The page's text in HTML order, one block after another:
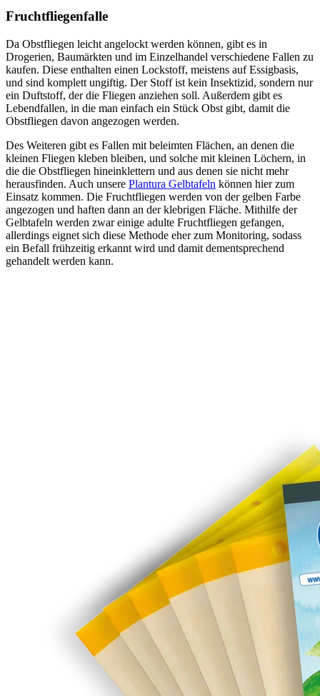
Fruchtfliegenfalle
Da Obstfliegen leicht angelockt werden können, gibt es in
Drogerien, Baumärkten und im Einzelhandel verschiedene Fallen zu
kaufen. Diese enthalten einen Lockstoff, meistens auf Essigbasis,
und sind komplett ungiftig. Der Stoff ist kein Insektizid, sondern nur
ein Duftstoff, der die Fliegen anziehen soll. Außerdem gibt es
Lebendfallen, in die man einfach ein Stück Obst gibt, damit die
Obstfliegen davon angezogen werden.
Des Weiteren gibt es Fallen mit beleimten Flächen, an denen die
kleinen Fliegen kleben bleiben, und solche mit kleinen Löchern, in
die die Obstfliegen hineinklettern und aus denen sie nicht mehr
herausfinden. Auch unsere Plantura Gelbtafeln können hier zum
Einsatz kommen. Die Fruchtfliegen werden von der gelben Farbe
angezogen und haften dann an der klebrigen Fläche. Mithilfe der
Gelbtafeln werden zwar einige adulte Fruchtfliegen gefangen,
allerdings eignet sich diese Methode eher zum Monitoring, sodass
ein Befall frühzeitig erkannt wird und damit dementsprechend
gehandelt werden kann.